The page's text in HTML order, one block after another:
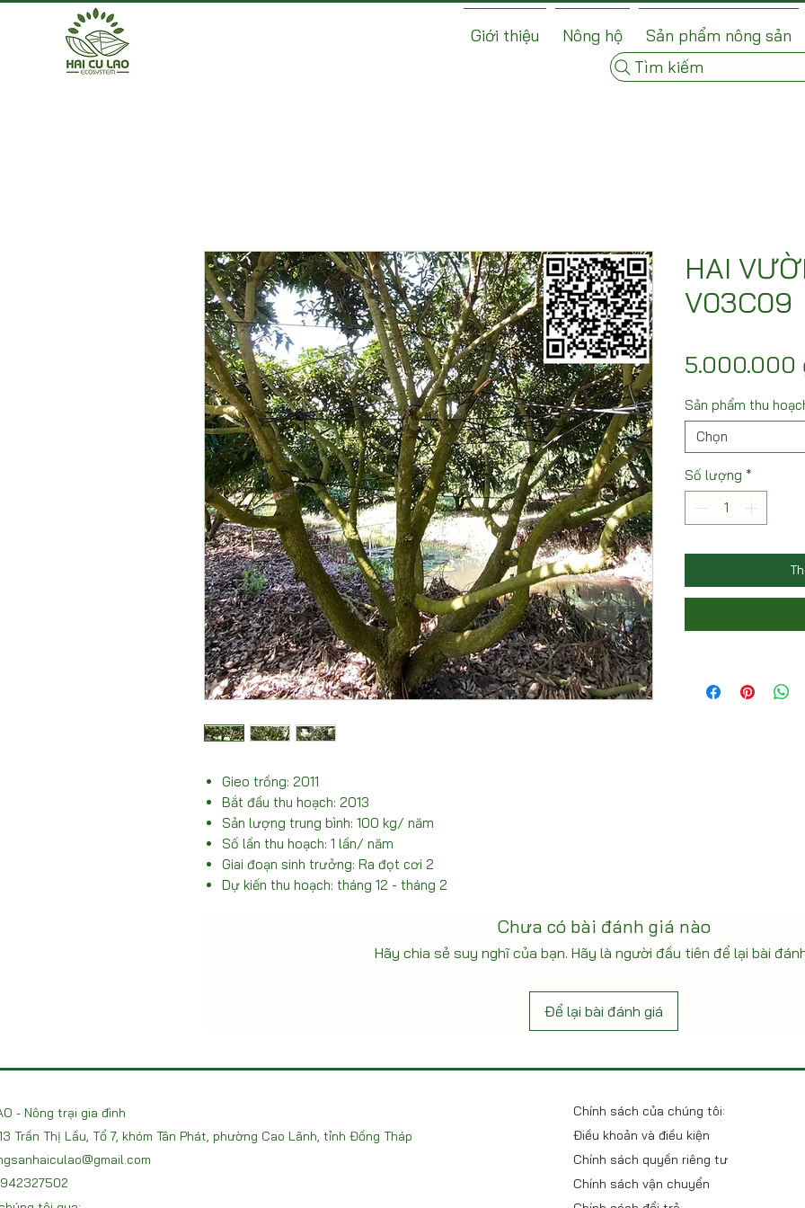
Giới thiệu Nông hộ Sản phẩm nông sản
Tìm kiếm
Gieo trồng: 2011
Bắt đầu thu hoạch: 2013
Sản lượng trung bình: 100 kg/ năm
Số lần thu hoạch: 1 lần/ năm
Giai đoạn sinh trưởng: Ra đọt cơi 2
Dự kiến thu hoạch: tháng 12 - tháng 2
HAI
V03C09
5.000.000
Sản phẩm thu
Chọn
Số lượng *
Chưa có bài đánh giá nào
Hãy chia sẻ suy nghĩ của bạn. Hãy là người đầu tiên để lại bài
Để lại bài đánh giá
- Nông trại gia đình
Trần Thị Lầu, Tổ 7, khóm Tân Phát, phường Cao Lãnh, tỉnh Đồng Tháp
Điều khoản và điều kiện
Chính sách quyền riêng tư
Chính sách vận chuyển
Chính sách của chúng tôi: